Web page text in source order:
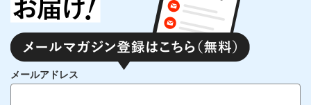
メールアドレス